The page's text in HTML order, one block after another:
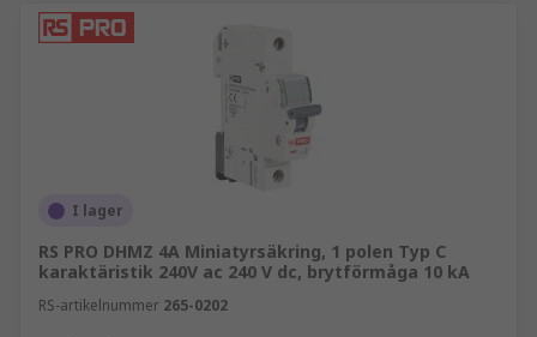
I lager
RS PRO DHMZ 4A Miniatyrsäkring, 1 polen Typ C
karaktäristik 240V ac 240 V dc, brytförmåga 10 kA
RS-artikelnummer 265-0202